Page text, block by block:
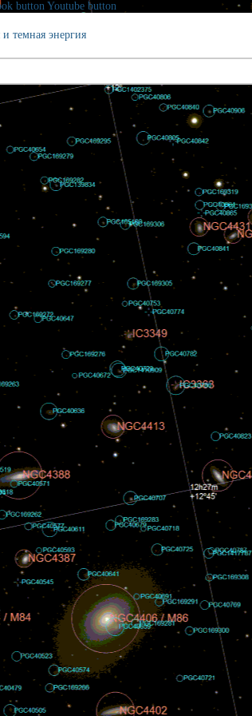
button Youtube button